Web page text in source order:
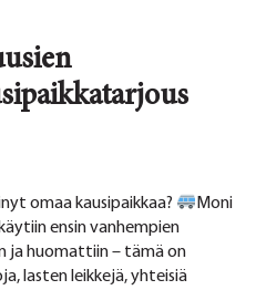
omaa kausipaikkaa?
Moni
ensin vanhempien
ja huomattiin – tämä on
lasten leikkejä, yhteisiä